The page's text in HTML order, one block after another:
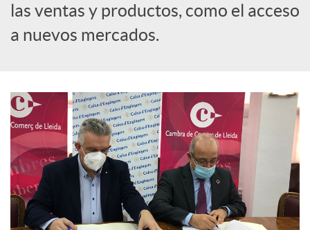
a
e
s
las ventas y productos, como el acceso
a nuevos mercados.